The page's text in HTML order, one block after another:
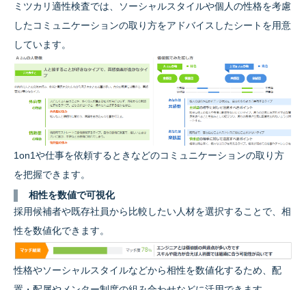
ミツカリ適性検査では、ソーシャルスタイルや個人の性格を考慮
したコミュニケーションの取り方をアドバイスしたシートを用意
しています。
1on1や仕事を依頼するときなどのコミュニケーションの取り方
を把握できます。
相性を数値で可視化
採用候補者や既存社員から比較したい人材を選択することで、相
性を数値化できます。
性格やソーシャルスタイルなどから相性を数値化するため、配